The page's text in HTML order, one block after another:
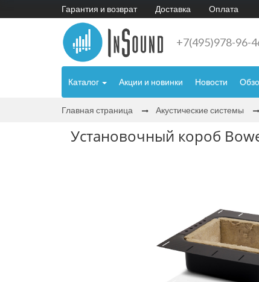
Гарантия и возврат Доставка Оплата
+7(495)978-96-
Каталог Акции и новинки Новости
Главная страница Акустические системы
Установочный короб